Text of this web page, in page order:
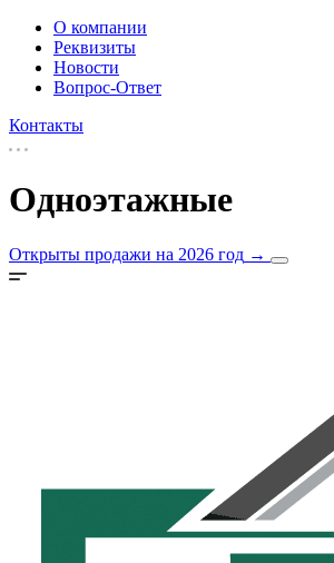
О компании
Реквизиты
Новости
Вопрос-Ответ
Контакты
Одноэтажные
Открыты продажи на 2026 год →